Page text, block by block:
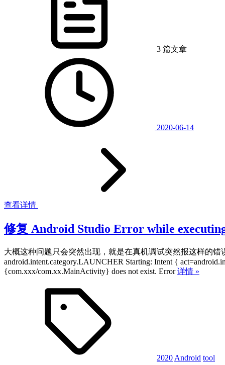
3 篇文章
2020-06-14
查看详情
修复 Android Studio Error while
大概这种问题只会突然出现，就是在真机调试突然报这样的错
android.intent.category.LAUNCHER Starting: Intent {
{com.xxx/com.xx.MainActivity} does not exist. Error详情 »
2020 Android tool